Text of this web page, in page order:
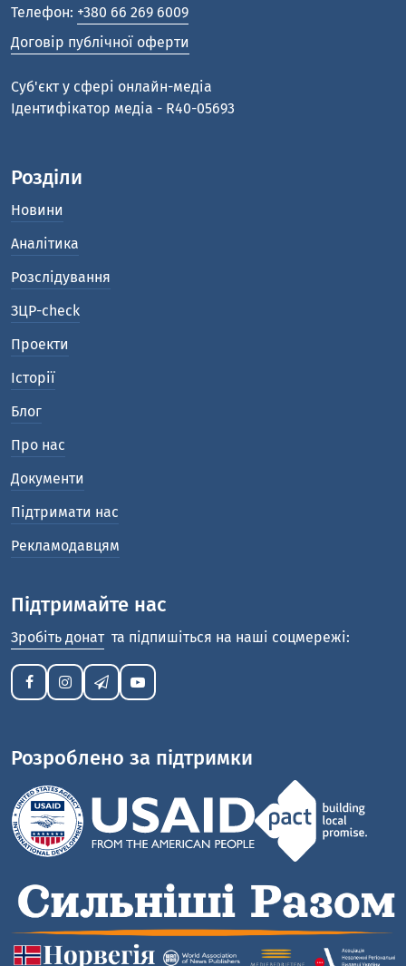
Телефон: +380 66 269 6009
Договір публічної оферти
Cуб'єкт у сфері онлайн-медіа
Ідентифікатор медіа - R40-05693
Розділи
Новини
Аналітика
Розслідування
ЗЦР-check
Проекти
Історії
Блог
Про нас
Документи
Підтримати нас
Рекламодавцям
Підтримайте нас
Зробіть донат та підпишіться на наші соцмережі:
Розроблено за підтримки